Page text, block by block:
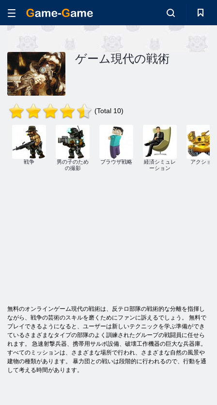
ゲーム現代の戦術
(Total 10)
戦争
男の子のため
の撮影
ブラウザ戦略
経済シミュレ
ーション
アクション
無料のオンラインゲーム現代の戦術は、反テロ部隊の戦術的な分離を指揮し
ながら、戦争の芸術のスキルを磨くためにファンに訴えるでしょう。 無料で
プレイできるようになると、ユーザーは新しいテクニックを学ぶ準備ができ
ているさまざまなタイプの部隊のよく訓練されたグループの戦闘員に任せら
れます。 急速射撃兵器、携帯用サルボ設備、破壊工作機器の巨大な兵器庫。
すべてのミッションは、さまざまな場所で行われ、さまざまな自然の風景や
建物の種類があります。 暴力団との戦いは段階的に行われるので、行動を通
して考える時間があります。